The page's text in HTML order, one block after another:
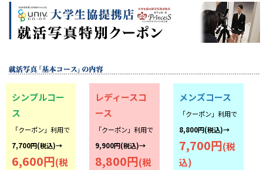
シンプルコー
ス
「クーポン」利用で
7,700円(税込)→
6,600円(税
レディースコ
ース
「クーポン」利用で
9,900円(税込)→
8,800円(税
メンズコース
「クーポン」利用で
8,800円(税込)→
7,700円(税
込)